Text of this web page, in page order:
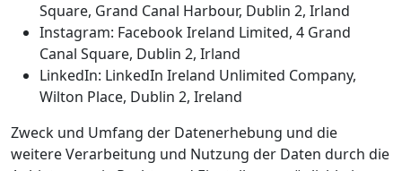
Square, Grand Canal Harbour, Dublin 2, Irland
Instagram: Facebook Ireland Limited, 4 Grand
Canal Square, Dublin 2, Irland
LinkedIn: LinkedIn Ireland Unlimited Company,
Wilton Place, Dublin 2, Ireland
Zweck und Umfang der Datenerhebung und die
weitere Verarbeitung und Nutzung der Daten durch die